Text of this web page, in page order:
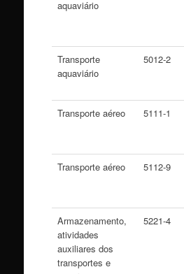
aquaviário
Transporte
aquaviário
5012-2
Transporte aéreo
5111-1
Transporte aéreo
5112-9
Armazenamento,
atividades
auxiliares dos
transportes e
5221-4